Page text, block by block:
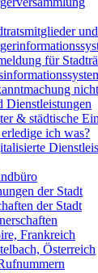
für
Dienstleistungen
& städtische
ich was?
der Stadt
der Stadt
Frankreich
Österreich